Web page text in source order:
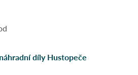
díly Hustopeče